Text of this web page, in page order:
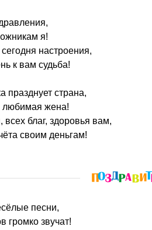
я!
настроения,
к вам судьба!
празднует страна,
любимая жена!
благ, здоровья вам,
своим деньгам!
песни,
громко звучат!